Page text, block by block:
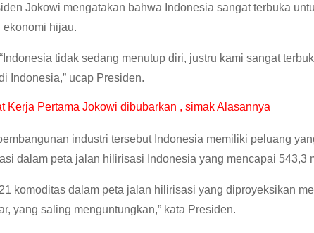
Jokowi mengatakan bahwa Indonesia sangat terbuka
hijau.
“Indonesia tidak sedang menutup diri, justru kami sangat
Indonesia,” ucap Presiden.
Kerja Pertama Jokowi dibubarkan , simak Alasannya
industri tersebut Indonesia memiliki peluang
dalam peta jalan hilirisasi Indonesia yang mencapai 543,3
komoditas dalam peta jalan hilirisasi yang diproyeksikan
yang saling menguntungkan,” kata Presiden.